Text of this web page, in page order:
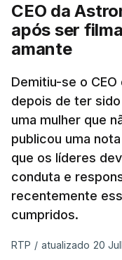
CEO da
após ser
amante
Demitiu-se o
depois de ter
uma mulher que
publicou uma
que os líderes
conduta e
recentemente
cumpridos.
RTP / atualizado 20